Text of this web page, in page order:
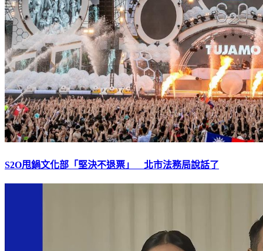
S2O甩鍋文化部「堅決不退票」 北市法務局說話了